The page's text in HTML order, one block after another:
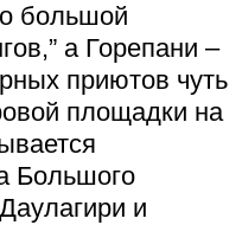
большой
а Горепани –
приютов чуть
площадки на
Большого
и